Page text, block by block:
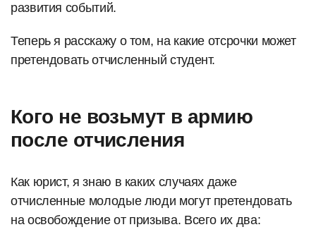
развития событий.
Теперь я расскажу о том, на какие отсрочки может
претендовать отчисленный студент.
Кого не возьмут в армию
после отчисления
Как юрист, я знаю в каких случаях даже
отчисленные молодые люди могут претендовать
на освобождение от призыва. Всего их два: